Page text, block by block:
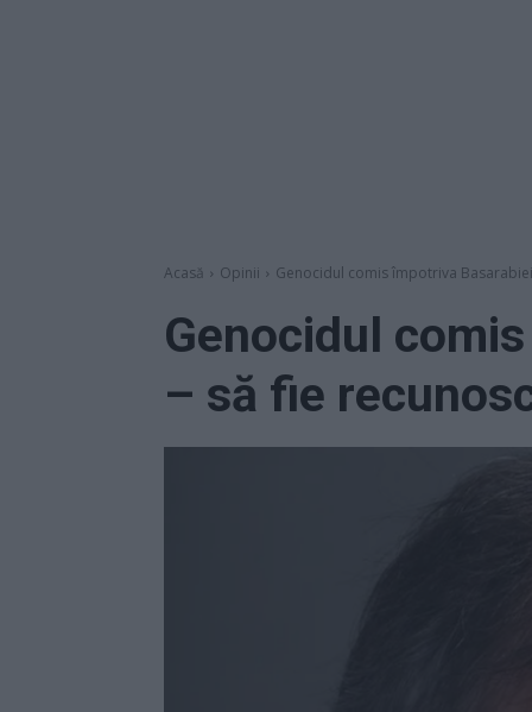
Acasă Opinii Genocidul comis împotriva
Genocidul
– să fie